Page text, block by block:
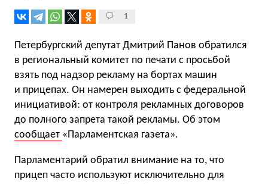
1
Петербургский депутат Дмитрий Панов обратился
в региональный комитет по печати с просьбой
взять под надзор рекламу на бортах машин
и прицепах. Он намерен выходить с федеральной
инициативой: от контроля рекламных договоров
до полного запрета такой рекламы. Об этом
сообщает «Парламентская газета».
Парламентарий обратил внимание на то, что
прицеп часто используют исключительно для